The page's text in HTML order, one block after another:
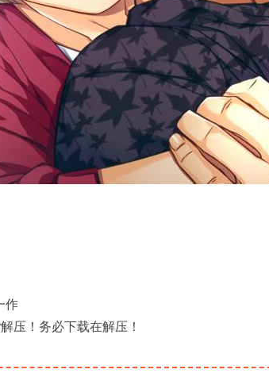
作
压！务必下载在解压！